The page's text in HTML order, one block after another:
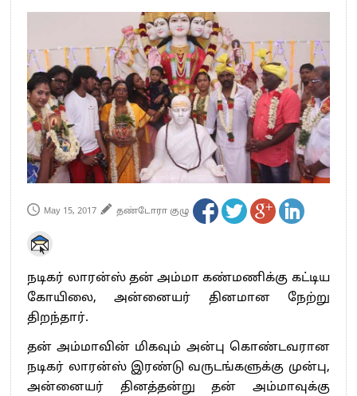
பிரவீன் சக்ரவர்த்தியின் கருத்து காங்கிரஸ் தலைமையின் கருத்து கிடையாது – கார்த்தி
சிதம்பரம்
“ஜெயலலிதா அவர்களே என் ரோல் மாடல்” -பிரேமலதா விஜயகாந்த் பேட்டி
ராகுல் காந்தி கைது – தவெக தலைவர் விஜய் கண்டனம்
செத்து சாம்பல் ஆனாலும் தனித்துதான் போட்டி – சீமான்
பாகிஸ்தானின் அணு ஆயுத மிரட்டலுக்கு அஞ்சமாட்டோம் – இந்தியா
மத்திய ஆசிரியர் தகுதித் தேர்வு: பட்டதாரிகள் அக்.16 வரை விண்ணப்பிக்கலாம்
தமிழக சட்டப்பேரவையில் காலியிடங்கள் 6 ஆக உயர்வு
May 15, 2017 தண்டோரா குழு
நடிகர் லாரன்ஸ் தன் அம்மா கண்மணிக்கு கட்டிய
கோயிலை, அன்னையர் தினமான நேற்று
திறந்தார்.
தன் அம்மாவின் மிகவும் அன்பு கொண்டவரான
நடிகர் லாரன்ஸ் இரண்டு வருடங்களுக்கு முன்பு,
அன்னையர் தினத்தன்று தன் அம்மாவுக்கு